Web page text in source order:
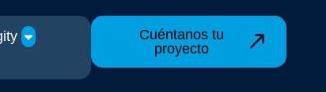
Cuéntanos tu
proyecto